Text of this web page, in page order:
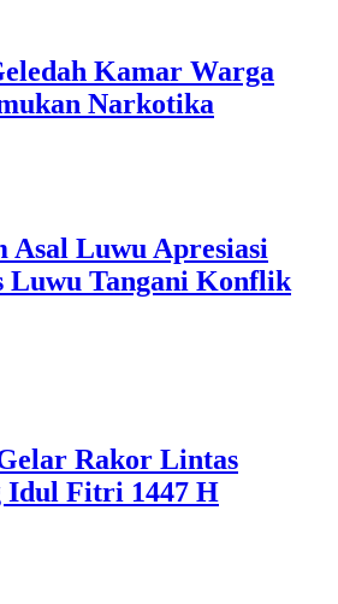
Kamar Warga
Narkotika
Luwu Apresiasi
Luwu Tangani Konflik
Rakor Lintas
Idul Fitri 1447 H